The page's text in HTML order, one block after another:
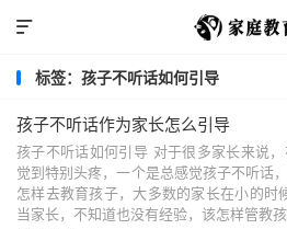

标签：孩子不听话如何引导
孩子不听话作为家长怎么引导
孩子不听话如何引导 对于很多家长来说
觉到特别头疼，一个是总感觉孩子不听话
怎样去教育孩子，大多数的家长在小的时
当家长，不知道也没有经验，该怎样管教